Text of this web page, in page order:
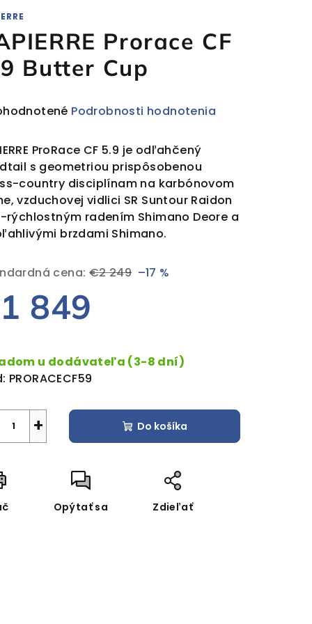
Prorace CF
Butter Cup
Podrobnosti hodnotenia
ProRace CF 5.9 je odľahčený
s geometriou prispôsobenou
country disciplínam na karbónovom
vzduchovej vidlici SR Suntour Raidon
rýchlostným radením Shimano Deore a
brzdami Shimano.
cena: €2 249 –17 %
849
u dodávateľa (3-8 dní)
PRORACECF59
+ Do košíka
Opýtať sa Zdieľať